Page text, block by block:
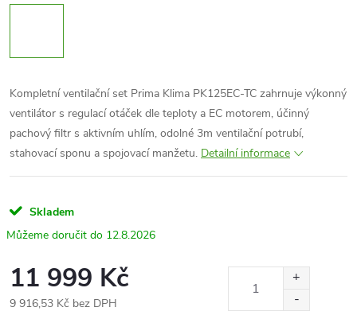
Kompletní ventilační set Prima Klima PK125EC-TC zahrnuje výkonný
ventilátor s regulací otáček dle teploty a EC motorem, účinný
pachový filtr s aktivním uhlím, odolné 3m ventilační potrubí,
stahovací sponu a spojovací manžetu. Detailní informace
Skladem
12.8.2026
11 999 Kč
9 916,53 Kč bez DPH